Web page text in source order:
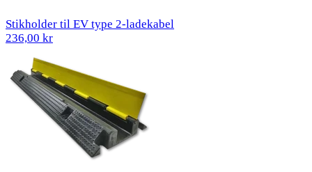
Stikholder til EV type 2-ladekabel
236,00 kr